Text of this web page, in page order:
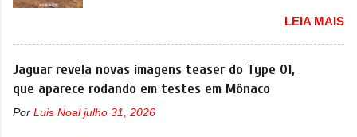
várias opções). Em termos de design, a Xia se
destaca por trazer uma dianteira com faróis
retangulares e inclinados. Os faróis possuem
projetores em LED e uma parte superior com
luzes diurnas (DRL) em LED na parte superior
uma configuração mais simples para os
interessados no 9X, na China. O SUV topo de
linha da marca poderá ser vendido com uma
opção de cinco lugares, que ficará posicionada
de seis lugares, dispostos em três filas de
LEIA MAIS
Jaguar revela novas imagens teaser do Type 01,
que aparece rodando em testes em Mônaco
Por Luis Noal julho 31, 2026